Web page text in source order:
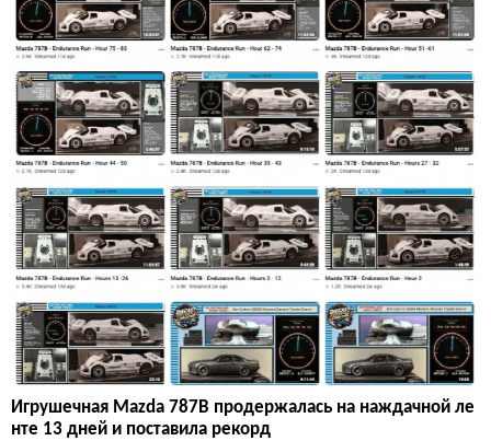
Игрушечная Mazda 787B продержалась на наждачной ле
нте 13 дней и поставила рекорд